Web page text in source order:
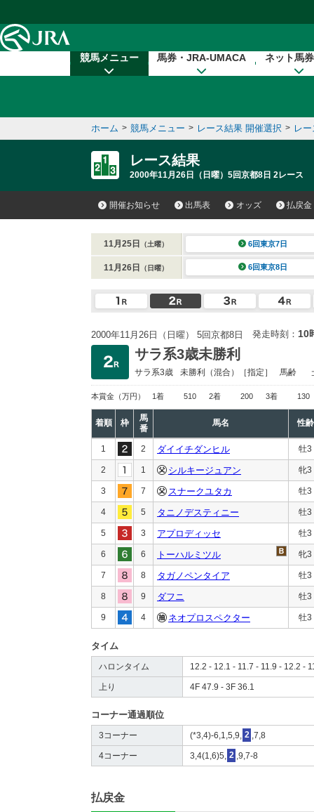
競馬メニュー 馬券・JRA-UMACA ネット馬
ホーム > 競馬メニュー > レース結果 開催選択 > レ
レース結果
2000年11月26日（日曜）5回京都8日 2レース
開催お知らせ 出馬表 オッズ 払戻金
11月25日 （土曜） 6回東京7日
11月26日 （日曜） 6回東京8日
2000年11月26日（日曜） 5回京都8日 発走時刻： 10
サラ系3歳未勝利
サラ系3歳 未勝利 （混合）［指定］ 馬齢
本賞金 （万円） 1着 510 2着 200 3着 130
着順 枠
馬
番
馬名 性齢
1 2 ダイイチダンヒル 牡3
2 1 シルキージュアン 牝3
3 7 スナークユタカ 牡3
4 5 タニノデスティニー 牡3
5 3 アプロディッセ 牡3
6 6 トーハルミツル 牝3
7 8 タガノペンタイア 牡3
8 9 ダフニ 牡3
9 4 ネオプロスペクター 牡3
タイム
ハロンタイム 12.2 - 12.1 - 11.7 - 11.9 - 12.2 -
上り 4F 47.9 - 3F 36.1
コーナー通過順位
3コーナー (*3,4)-6,1,5,9, 2 ,7,8
4コーナー 3,4(1,6)5, 2 ,9,7-8
払戻金